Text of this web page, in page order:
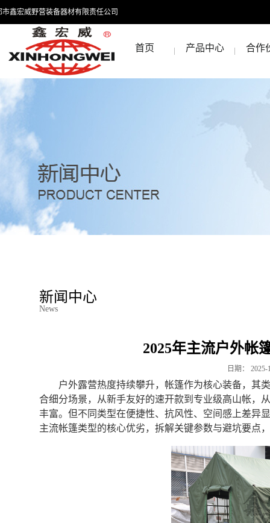
市鑫宏威野营装备器材有限责任公司
首页 产品中心 合作
新闻中心
News
2025年主流户外帐
日期： 2025-
户外露营热度持续攀升，帐篷作为核心装备，其
合细分场景，从新手友好的速开款到专业级高山帐，
丰富。但不同类型在便捷性、抗风性、空间感上差异
主流帐篷类型的核心优劣，拆解关键参数与避坑要点